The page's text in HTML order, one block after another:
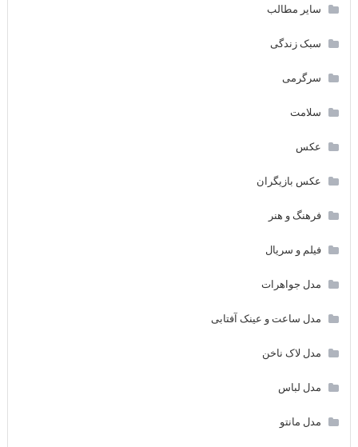
سایر مطالب
سبک زندگی
سرگرمی
سلامت
عکس
عکس بازیگران
فرهنگ و هنر
فیلم و سریال
مدل جواهرات
مدل ساعت و عینک آفتابی
مدل لاک ناخن
مدل لباس
مدل مانتو